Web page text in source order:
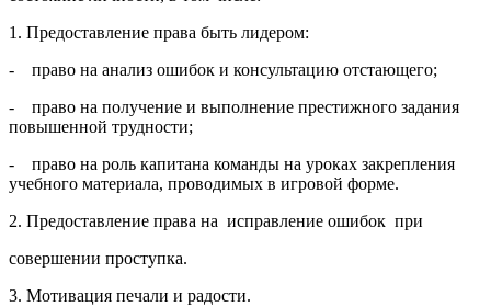
1. Предоставление права быть лидером:
- право на анализ ошибок и консультацию отстающего;
- право на получение и выполнение престижного задания
повы­шенной трудности;
- право на роль капитана команды на уроках закрепления
учебно­го материала, проводимых в игровой форме.
2. Предоставление права на исправление ошибок при
со­вершении проступка.
3. Мотивация печали и радости.